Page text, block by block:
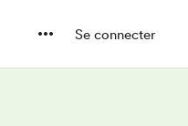
Se connecter